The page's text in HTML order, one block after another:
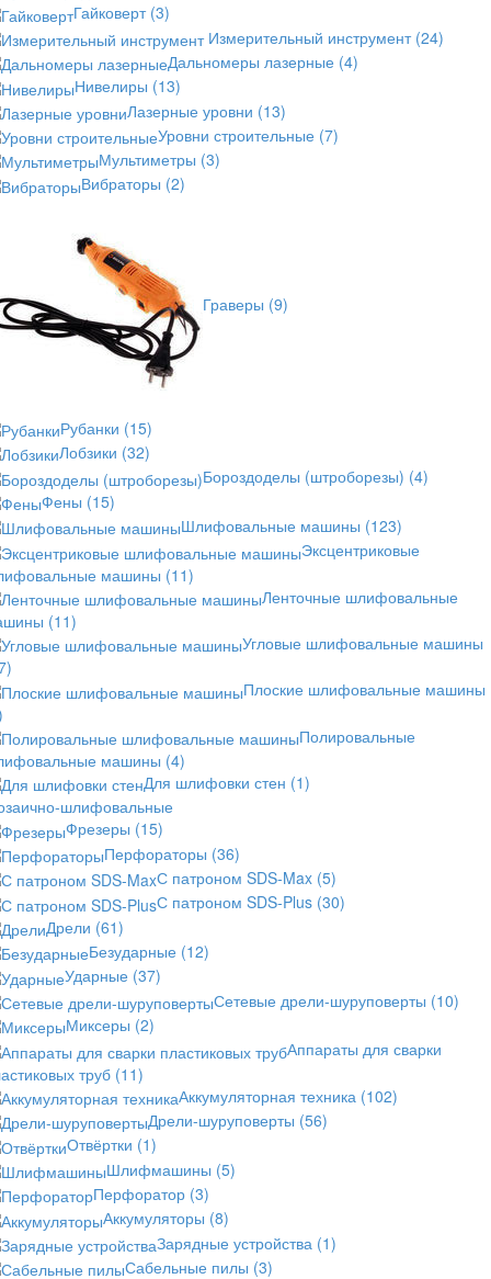
Гайковерт (3)
Измерительный инструмент (24)
Дальномеры лазерные (4)
Нивелиры (13)
Лазерные уровни (13)
Уровни строительные (7)
Мультиметры (3)
Вибраторы (2)
Граверы (9)
Рубанки (15)
Лобзики (32)
Бороздоделы (штроборезы) (4)
Фены (15)
Шлифовальные машины (123)
Эксцентриковые
машины (11)
Ленточные шлифовальные
(11)
Угловые шлифовальные машины
Плоские шлифовальные машины
Полировальные
машины (4)
Для шлифовки стен (1)
шлифовальные
Фрезеры (15)
Перфораторы (36)
С патроном SDS-Max (5)
С патроном SDS-Plus (30)
Дрели (61)
Безударные (12)
Ударные (37)
Сетевые дрели-шуруповерты (10)
Миксеры (2)
Аппараты для сварки
труб (11)
Аккумуляторная техника (102)
Дрели-шуруповерты (56)
Отвёртки (1)
Шлифмашины (5)
Перфоратор (3)
Аккумуляторы (8)
Зарядные устройства (1)
Сабельные пилы (3)